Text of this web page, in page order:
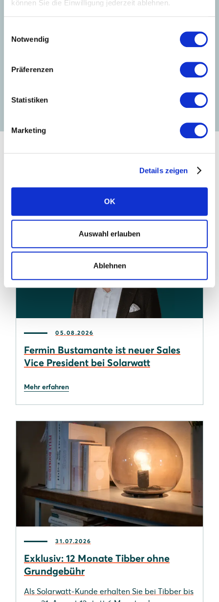
können Sie die Einwilligung jederzeit ablehnen.
Notwendig
Präferenzen
Statistiken
Marketing
Details zeigen
OK
Auswahl erlauben
Ablehnen
Jens Secker
Weitere Neuigkeiten
05.08.2026
Fermin Bustamante ist neuer Sales
Vice President bei Solarwatt
Mehr erfahren
31.07.2026
Exklusiv: 12 Monate Tibber ohne
Grundgebühr
Als Solarwatt-Kunde erhalten Sie bei Tibber bis